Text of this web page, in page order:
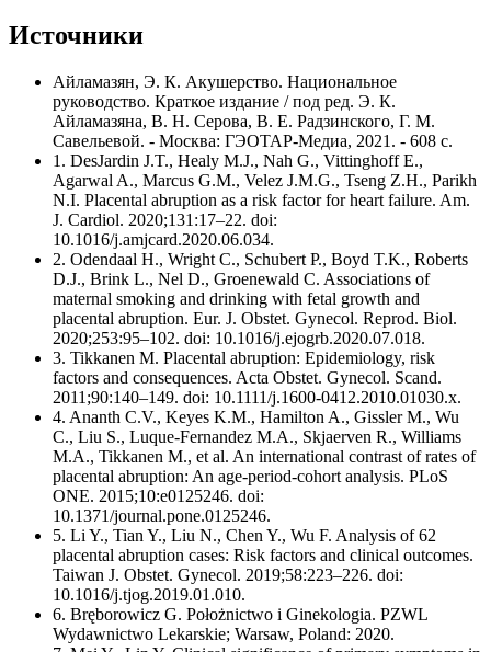
Источники
Айламазян, Э. К. Акушерство. Национальное
руководство. Краткое издание / под ред. Э. К.
Айламазяна, В. Н. Серова, В. Е. Радзинского, Г. М.
Савельевой. - Москва: ГЭОТАР-Медиа, 2021. - 608 с.
1. DesJardin J.T., Healy M.J., Nah G., Vittinghoff E.,
Agarwal A., Marcus G.M., Velez J.M.G., Tseng Z.H., Parikh
N.I. Placental abruption as a risk factor for heart failure. Am.
J. Cardiol. 2020;131:17–22. doi:
10.1016/j.amjcard.2020.06.034.
2. Odendaal H., Wright C., Schubert P., Boyd T.K., Roberts
D.J., Brink L., Nel D., Groenewald C. Associations of
maternal smoking and drinking with fetal growth and
placental abruption. Eur. J. Obstet. Gynecol. Reprod. Biol.
2020;253:95–102. doi: 10.1016/j.ejogrb.2020.07.018.
3. Tikkanen M. Placental abruption: Epidemiology, risk
factors and consequences. Acta Obstet. Gynecol. Scand.
2011;90:140–149. doi: 10.1111/j.1600-0412.2010.01030.x.
4. Ananth C.V., Keyes K.M., Hamilton A., Gissler M., Wu
C., Liu S., Luque-Fernandez M.A., Skjaerven R., Williams
M.A., Tikkanen M., et al. An international contrast of rates of
placental abruption: An age-period-cohort analysis. PLoS
ONE. 2015;10:e0125246. doi:
10.1371/journal.pone.0125246.
5. Li Y., Tian Y., Liu N., Chen Y., Wu F. Analysis of 62
placental abruption cases: Risk factors and clinical outcomes.
Taiwan J. Obstet. Gynecol. 2019;58:223–226. doi:
10.1016/j.tjog.2019.01.010.
6. Bręborowicz G. Położnictwo i Ginekologia. PZWL
Wydawnictwo Lekarskie; Warsaw, Poland: 2020.